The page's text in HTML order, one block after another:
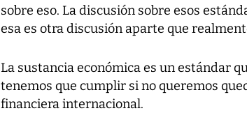
sobre eso. La discusión sobre esos
esa es otra discusión aparte que
La sustancia económica es un estándar
tenemos que cumplir si no queremos
financiera internacional.